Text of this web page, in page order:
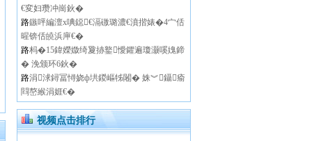
€変妇瓒冲崗鈥�
路鏃呯編澶х唺鐚€滆礉璐濃€濆揩婊�4宀佸
暒锛佸皢浜庘€�
路杩�15鍏嬫媺绮夐捇鐜懓鑺遍瓊灏嗘媿鍗
� 浼颁环6鈥�
路涓浗鐞冨憳娆ф垬鍐嶇牬闂� 姝︾鑷瘉
閰嶅緱涓娾€�
视频点击排行